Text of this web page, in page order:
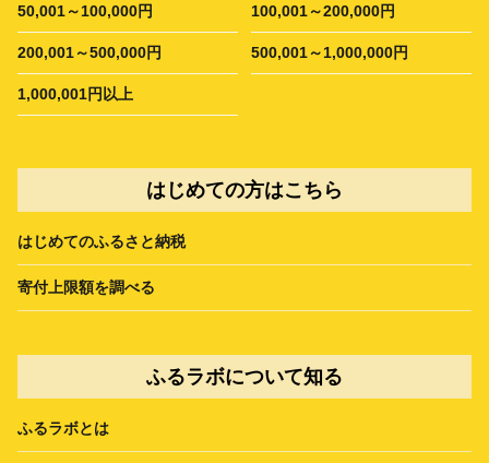
50,001～100,000円 100,001～200,000円
200,001～500,000円 500,001～1,000,000円
1,000,001円以上
はじめての方はこちら
はじめてのふるさと納税
寄付上限額を調べる
ふるラボについて知る
ふるラボとは